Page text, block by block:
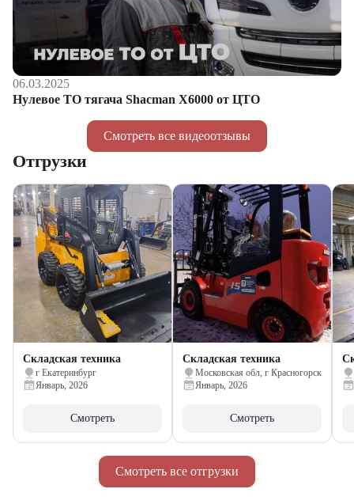
Смотреть все видеоотзывы
06.03.2025
Нулевое ТО тягача Shacman Х6000 от ЦТО
Смотреть все отгрузки
Отгрузки
Складская техника
г Екатеринбург
Январь, 2026
Смотреть
Складская техника
Московская обл, г Красногорск
Январь, 2026
Смотреть